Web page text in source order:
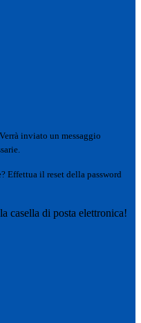
Verrà inviato un messaggio
Effettua il reset della password
casella di posta elettronica!